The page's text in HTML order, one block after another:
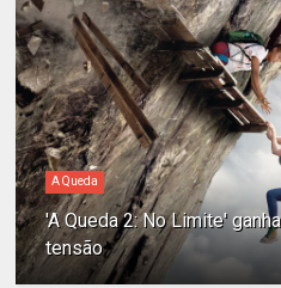
A Queda
'A Queda 2: No Limite'
tensão